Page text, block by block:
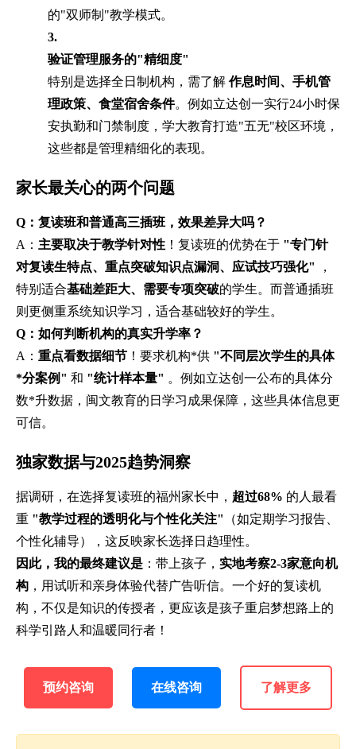
的"双师制"教学模式。
3.
验证管理服务的"精细度"
特别是选择全日制机构，需了解 作息时间、手机管
理政策、食堂宿舍条件。例如立达创一实行24小时保
安执勤和门禁制度，学大教育打造"五无"校区环境，
这些都是管理精细化的表现。
家长最关心的两个问题
Q：复读班和普通高三插班，效果差异大吗？
A： 主要取决于教学针对性 ！复读班的优势在于 "专门针
对复读生特点、重点突破知识点漏洞、应试技巧强化"
，
特别适合基础差距大、需要专项突破的学生。而普通插班
则更侧重系统知识学习，适合基础较好的学生。
Q：如何判断机构的真实升学率？
A： 重点看数据细节 ！要求机构*供 "不同层次学生的具体
*分案例" 和 "统计样本量" 。例如立达创一公布的具体分
数*升数据，闽文教育的日学习成果保障，这些具体信息更
可信。
独家数据与2025趋势洞察
据调研，在选择复读班的福州家长中， 超过68% 的人最看
重 "教学过程的透明化与个性化关注"
（如定期学习报告、
个性化辅导），这反映家长选择日趋理性。
因此，我的最终建议是 ：带上孩子， 实地考察2-3家意向机
构 ，用试听和亲身体验代替广告听信。一个好的复读机
构，不仅是知识的传授者，更应该是孩子重启梦想路上的
科学引路人和温暖同行者！
预约咨询 在线咨询 了解更多